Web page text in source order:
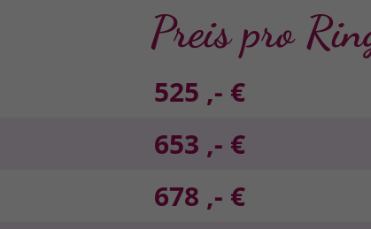
Preis pro
525 ,- €
653 ,- €
678 ,- €